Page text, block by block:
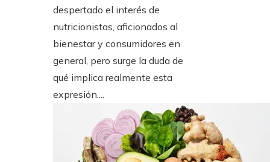
despertado el interés de
nutricionistas, aficionados al
bienestar y consumidores en
general, pero surge la duda de
qué implica realmente esta
expresión....